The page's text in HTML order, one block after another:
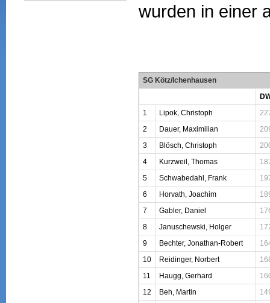
wurden in einer
SG Kötz/Ichenhausen
1
Lipok, Christoph
2
Dauer, Maximilian
3
Blösch, Christoph
4
Kurzweil, Thomas
5
Schwabedahl, Frank
6
Horvath, Joachim
7
Gabler, Daniel
8
Januschewski, Holger
9
Bechter, Jonathan-Robert
10
Reidinger, Norbert
11
Haugg, Gerhard
12
Beh, Martin